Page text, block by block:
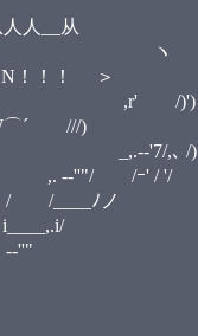
从
ノ ヽ
！ ＞
,r' /)')
///)
‐'7/,､ /)
/ｰ' / '/
ﾉノ